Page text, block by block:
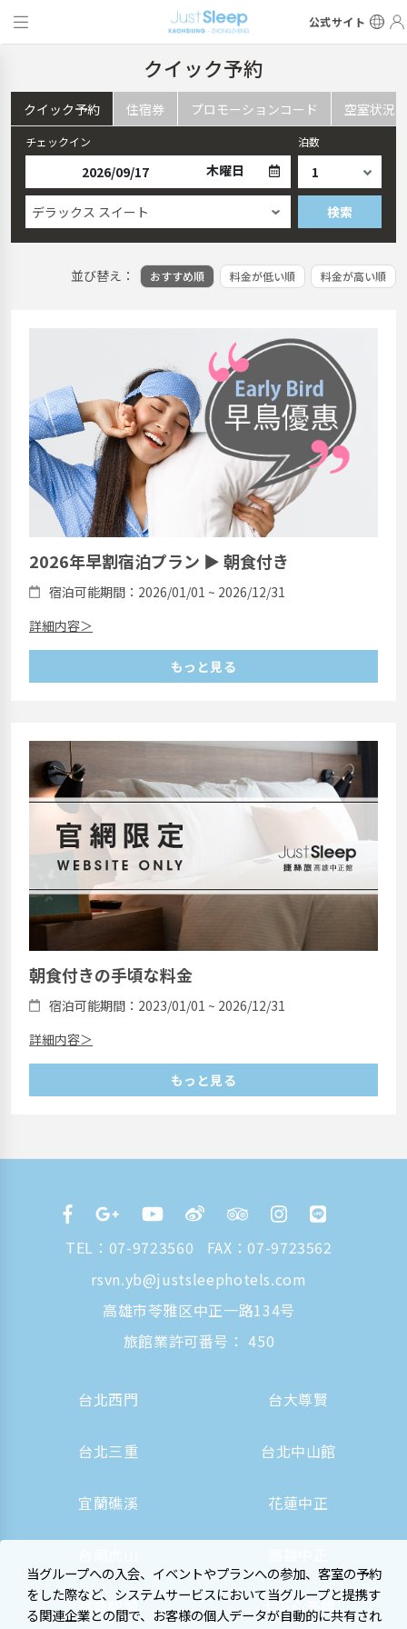
公式サイト
クイック予約
クイック予約 住宿券 プロモーションコード 空室状況
チェックイン
木曜日
泊数
デラックス スイート 検索
並び替え： おすすめ順 料金が低い順 料金が高い順
2026年早割宿泊プラン ▶ 朝食付き
宿泊可能期間：2026/01/01 ~ 2026/12/31
詳細内容＞
もっと見る
朝食付きの手頃な料金
宿泊可能期間：2023/01/01 ~ 2026/12/31
詳細内容＞
もっと見る
TEL： 07-9723560
FAX：07-9723562
rsvn.yb@justsleephotels.com
高雄市苓雅区中正一路134号
旅館業許可番号： 450
台北西門 台大尊賢
台北三重 台北中山館
宜蘭礁溪 花蓮中正
高雄駅前 大阪心斎橋
当グループへの入会、イベントやプランへの参加、客室の予約
をした際など、システムサービスにおいて当グループと提携す
る関連企業との間で、お客様の個人データが自動的に共有され